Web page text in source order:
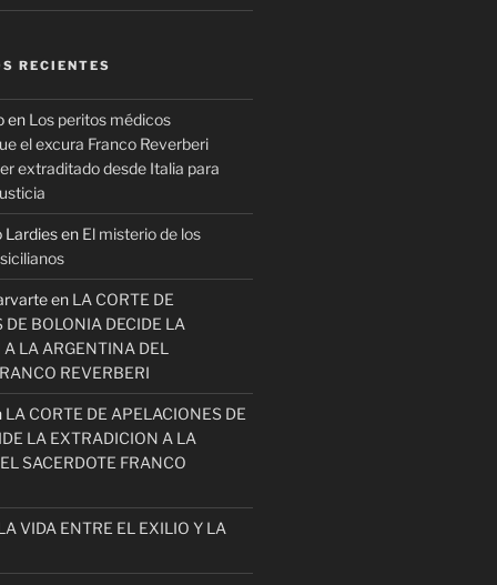
RECIENTES
en Los peritos médicos
el excura Franco Reverberi
extraditado desde Italia para
Lardiesen El misterio de los
en LA CORTE DE
DE BOLONIA DECIDE LA
LA ARGENTINA DEL
REVERBERI
LA CORTE DE APELACIONES DE
LA EXTRADICION A LA
SACERDOTE FRANCO
VIDA ENTRE EL EXILIO Y LA